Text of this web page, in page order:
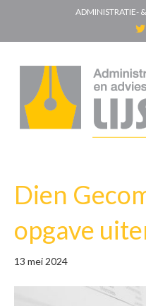
ADMINISTRATIE-
T
w
i
e
r
Dien
opgave
13 mei 2024